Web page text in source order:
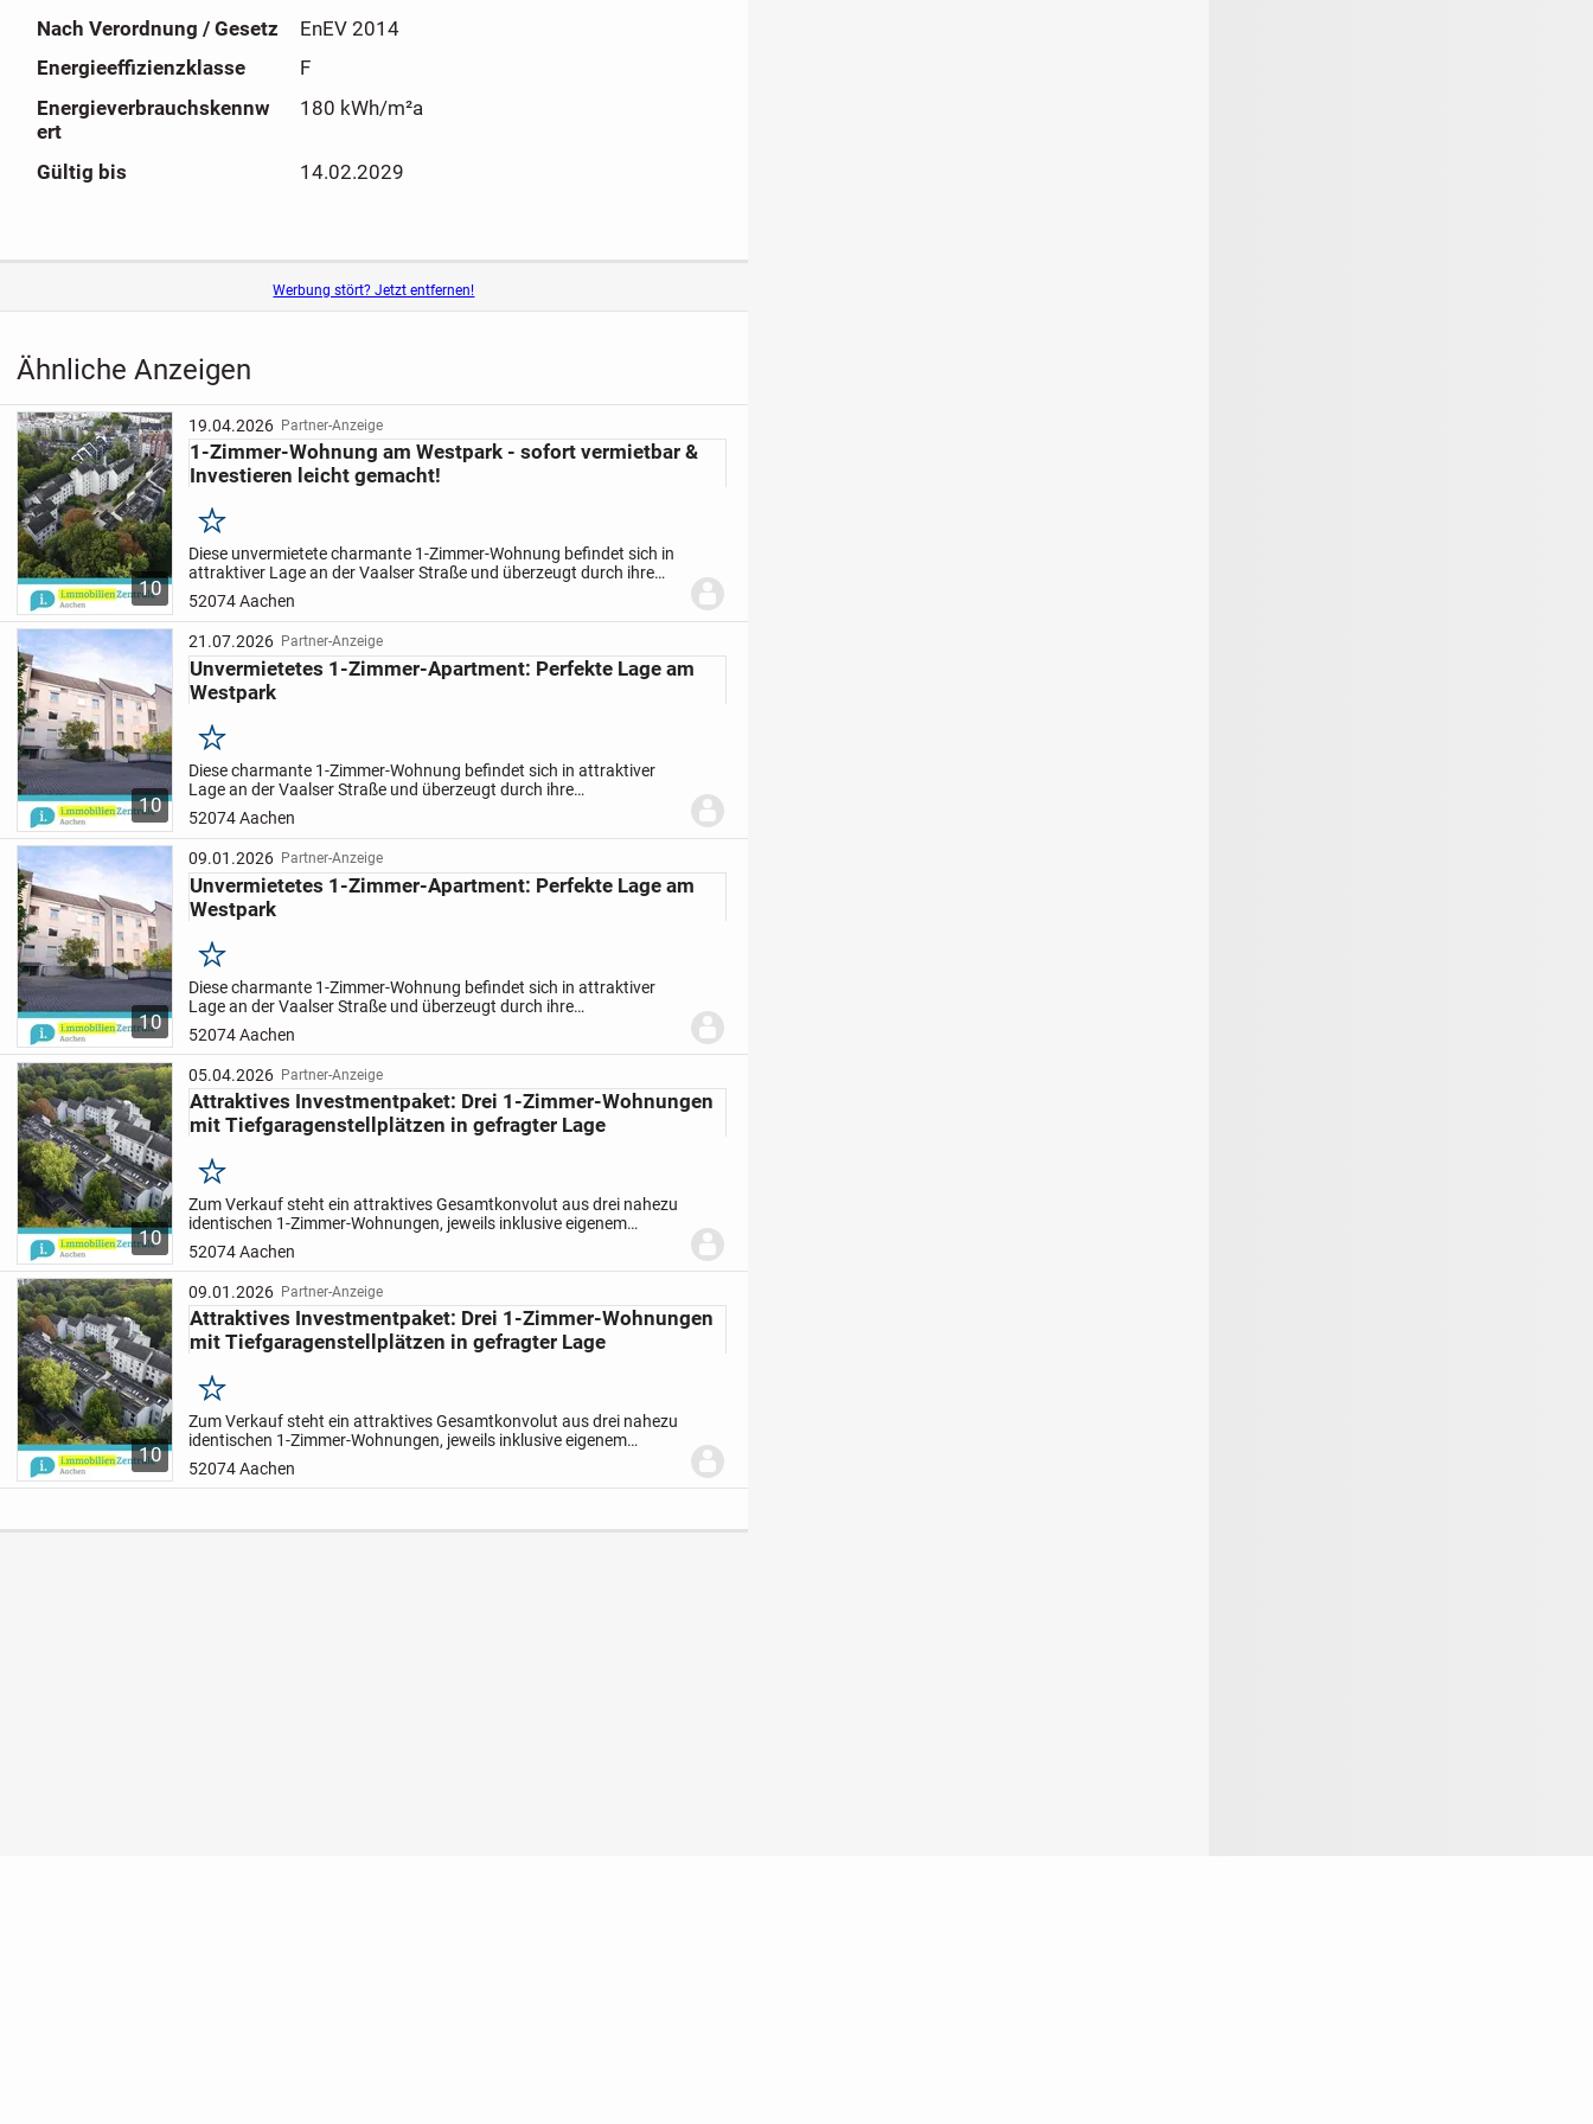
Finanzielles und Parkmöglichkeiten:
Das monatliche Hausgeld beträgt 169,72 €.
Aktuell ist die Einheit mit Stellplatz unvermietet.
Nach Verordnung / Gesetz
EnEV 2014
Energieeffizienzklasse
F
Energieverbrauchskennw
ert
180 kWh/m²a
Gültig bis 14.02.2029
Werbung stört? Jetzt entfernen!
Ähnliche Anzeigen
10
19.04.2026 Partner-Anzeige
1-Zimmer-Wohnung am Westpark - sofort vermietbar &
Investieren leicht gemacht!
Merken
Diese unvermietete charmante 1-Zimmer-Wohnung befindet sich in
attraktiver Lage an der Vaalser Straße und überzeugt durch ihre
hervorragende Anbindung an die Aachener Innenstadt sowie an die
RWTH...
52074 Aachen
10
21.07.2026 Partner-Anzeige
Unvermietetes 1-Zimmer-Apartment: Perfekte Lage am
Westpark
Merken
Diese charmante 1-Zimmer-Wohnung befindet sich in attraktiver
Lage an der Vaalser Straße und überzeugt durch ihre
hervorragende Anbindung an die Aachener Innenstadt sowie an die
RWTH Aachen. Durch die...
52074 Aachen
10
09.01.2026 Partner-Anzeige
Unvermietetes 1-Zimmer-Apartment: Perfekte Lage am
Westpark
Merken
Diese charmante 1-Zimmer-Wohnung befindet sich in attraktiver
Lage an der Vaalser Straße und überzeugt durch ihre
hervorragende Anbindung an die Aachener Innenstadt sowie an die
RWTH Aachen. Durch die...
52074 Aachen
10
05.04.2026 Partner-Anzeige
Attraktives Investmentpaket: Drei 1-Zimmer-Wohnungen
mit Tiefgaragenstellplätzen in gefragter Lage
Merken
Zum Verkauf steht ein attraktives Gesamtkonvolut aus drei nahezu
identischen 1-Zimmer-Wohnungen, jeweils inklusive eigenem
Tiefgaragenstellplatz, in gefragter Lage an der Vaalser Straße in
Aachen. Die...
52074 Aachen
10
09.01.2026 Partner-Anzeige
Attraktives Investmentpaket: Drei 1-Zimmer-Wohnungen
mit Tiefgaragenstellplätzen in gefragter Lage
Merken
Zum Verkauf steht ein attraktives Gesamtkonvolut aus drei nahezu
identischen 1-Zimmer-Wohnungen, jeweils inklusive eigenem
Tiefgaragenstellplatz, in gefragter Lage an der Vaalser Straße in
Aachen. Die...
52074 Aachen